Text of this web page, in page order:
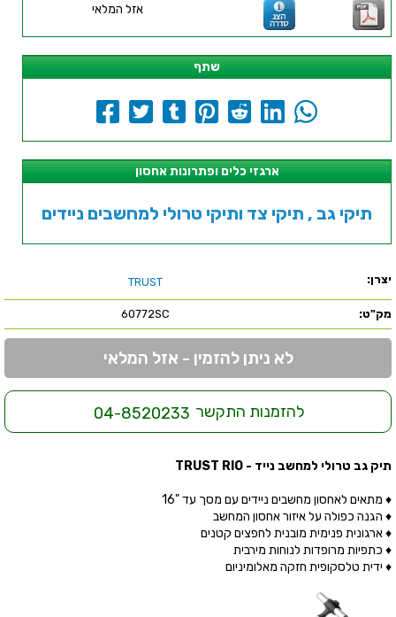
אזל המלאי
שתף
ארגזי כלים ופתרונות אחסון
תיקי גב , תיקי צד ותיקי טרולי למחשבים ניידים
יצרן: TRUST
מק"ט: 60772SC
לא ניתן להזמין - אזל המלאי
להזמנות התקשר 04-8520233
תיק גב טרולי למחשב נייד - TRUST RIO
♦ מתאים לאחסון מחשבים ניידים עם מסך עד "16
♦ הגנה כפולה על איזור אחסון המחשב
♦ ארגונית פנימית מובנית לחפצים קטנים
♦ כתפיות מרופדות לנוחות מירבית
♦ ידית טלסקופית חזקה מאלומיניום